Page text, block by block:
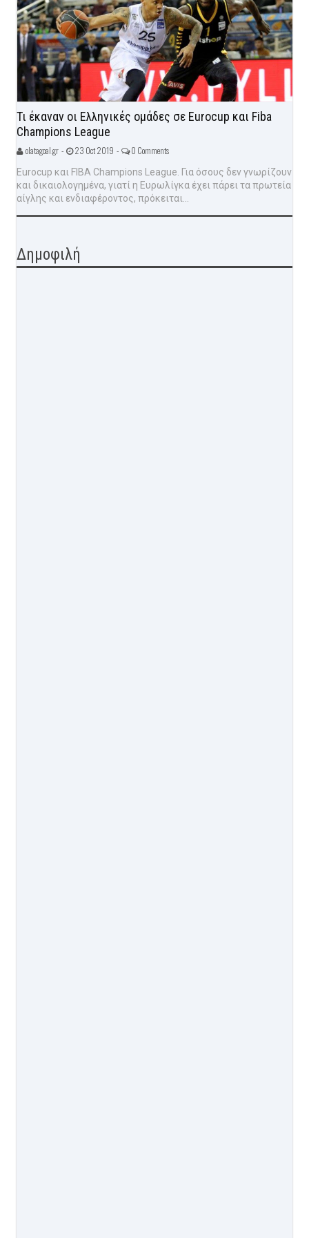
Τι έκαναν οι Ελληνικές ομάδες σε Eurocup και Fiba
Champions League
olatagoal.gr - 23 Oct 2019 - 0 Comments
Eurocup και FIBA Champions League. Για όσους δεν γνωρίζουν
και δικαιολογημένα, γιατί η Ευρωλίγκα έχει πάρει τα πρωτεία
αίγλης και ενδιαφέροντος, πρόκειται...
Δημοφιλή